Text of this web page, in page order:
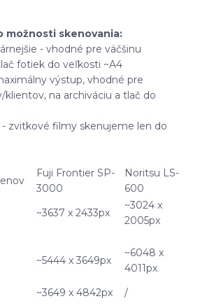
možnosti skenovania:
- vhodné pre väčšinu
fotiek do veľkosti ~A4
výstup, vhodné pre
na archiváciu a tlač do
- zvitkové filmy skenujeme len do
Fuji Frontier SP-
3000
Noritsu LS-
600
~3637 x 2433px
~3024 x
2005px
~5444 x 3649px
~6048 x
4011px
~3649 x 4842px
/